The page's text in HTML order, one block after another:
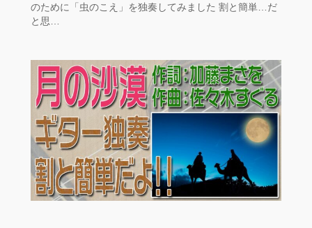
のために「虫のこえ」を独奏してみました 割と簡単…だ
と思…